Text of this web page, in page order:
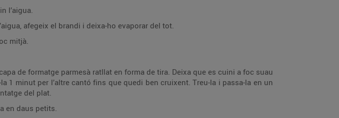
l’aigua.
afegeix el brandi i deixa-ho evaporar del tot.
mitjà.
de formatge parmesà ratllat en forma de tira. Deixa que es cuini a foc suau
1 minut per l’altre cantó fins que quedi ben cruixent. Treu-la i passa-la en un
del plat.
en daus petits.